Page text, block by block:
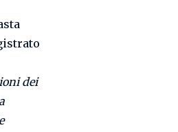
dei